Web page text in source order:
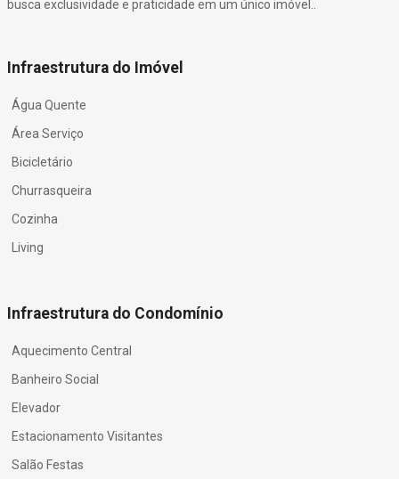
busca exclusividade e praticidade em um único imóvel..
Infraestrutura do Imóvel
Água Quente
Área Serviço
Bicicletário
Churrasqueira
Cozinha
Living
Infraestrutura do Condomínio
Aquecimento Central
Banheiro Social
Elevador
Estacionamento Visitantes
Salão Festas